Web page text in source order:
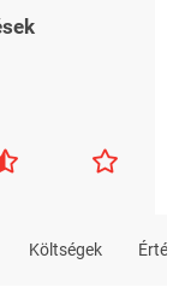
Költségek